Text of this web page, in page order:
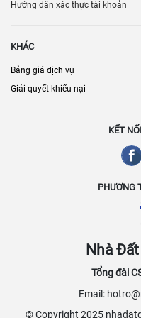
phát triển mạnh mẽ với sự
cao chất lượng và cập nhật
được xem là điểm đến hấp
doanh trong khu vực phía
Hướng dẫn xác thực tài khoản
KHÁC
Bảng giá dịch vụ
Giải quyết khiếu nại
KẾT
PHƯƠNG
Nhà
Tổng đài
Email:
© Copyright 2025